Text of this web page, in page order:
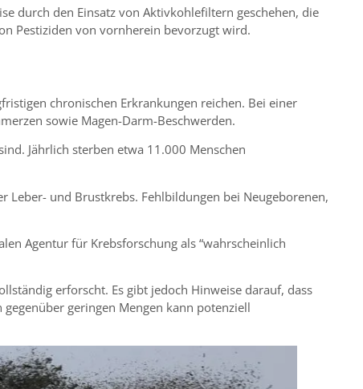
durch den Einsatz von Aktivkohlefiltern geschehen, die
Pestiziden von vornherein bevorzugt wird.
chronischen Erkrankungen reichen. Bei einer
sowie Magen-Darm-Beschwerden.
Jährlich sterben etwa 11.000 Menschen
und Brustkrebs. Fehlbildungen bei Neugeborenen,
Agentur für Krebsforschung als “wahrscheinlich
erforscht. Es gibt jedoch Hinweise darauf, dass
geringen Mengen kann potenziell